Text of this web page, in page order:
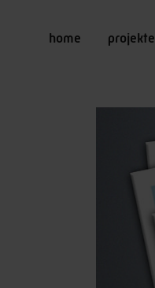
home projekte